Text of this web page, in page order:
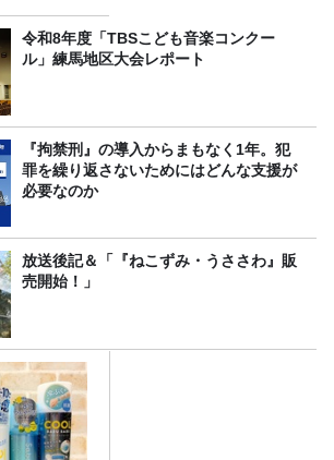
令和8年度「TBSこども音楽コンクー
ル」練馬地区大会レポート
『拘禁刑』の導入からまもなく1年。犯
罪を繰り返さないためにはどんな支援が
必要なのか
放送後記＆「『ねこずみ・うささわ』販
売開始！」